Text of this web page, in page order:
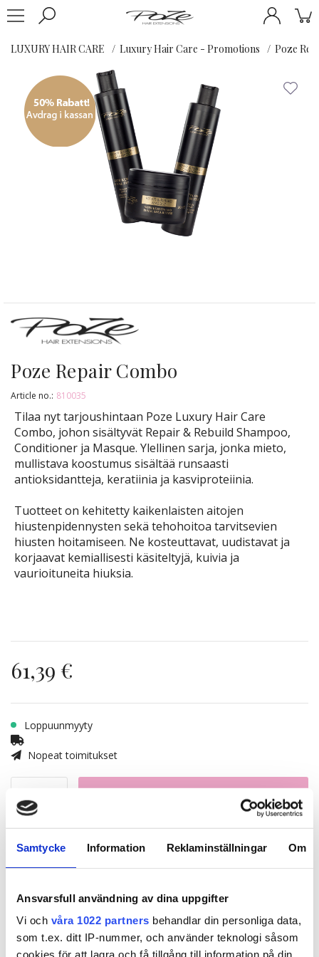
Samtycke Information Reklaminställningar Om
Ansvarsfull användning av dina uppgifter
Vi och våra 1022 partners behandlar din personliga data,
som t.ex. ditt IP-nummer, och använder teknologi såsom
cookies för att lagra och få tillgång till information på din
LUXURY HAIR CARE Luxury Hair Care - Promotions Poze
Poze Repair Combo
Article no.: 810035
Tilaa nyt tarjoushintaan Poze Luxury Hair Care
Combo, johon sisältyvät Repair & Rebuild Shampoo,
Conditioner ja Masque. Ylellinen sarja, jonka mieto,
mullistava koostumus sisältää runsaasti
antioksidantteja, keratiinia ja kasviproteiinia.
Tuotteet on kehitetty kaikenlaisten aitojen
hiustenpidennysten sekä tehohoitoa tarvitsevien
hiusten hoitamiseen. Ne kosteuttavat, uudistavat ja
korjaavat kemiallisesti käsiteltyjä, kuivia ja
vaurioituneita hiuksia.
61,39 €
Loppuunmyyty
Nopeat toimitukset
LISÄÄ OSTOSKORIIN
Paketti sisältää
1x Poze Repair & Rebuild Shampoo - 250ml
1x Poze Repair & Rebuild Conditioner -